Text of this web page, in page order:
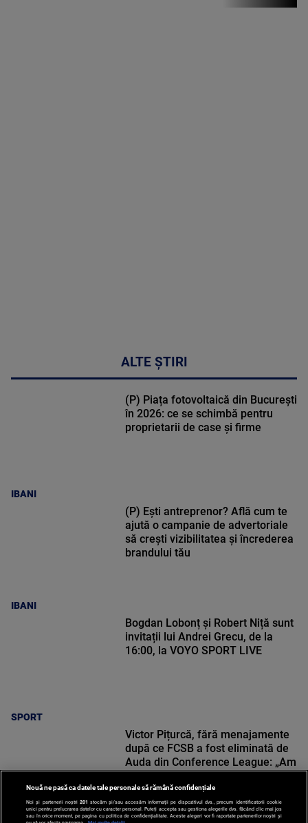
ALTE ȘTIRI
IBANI
(P) Piața fotovoltaică din București
în 2026: ce se schimbă pentru
proprietarii de case și firme
IBANI
(P) Ești antreprenor? Află cum te
ajută o campanie de advertoriale
să crești vizibilitatea și încrederea
brandului tău
SPORT
Bogdan Lobonț și Robert Niță sunt
invitații lui Andrei Grecu, de la
16:00, la VOYO SPORT LIVE
Victor Pițurcă, fără menajamente
după ce FCSB a fost eliminată de
Auda din Conference League: „Am
văzut scuze puerile”
Nouă ne pasă ca datele tale personale să rămână confidențiale
Noi și partenerii noștri 201 stocăm și/sau accesăm informații pe dispozitivul dvs., precum identificatorii cookie
unici pentru prelucrarea datelor cu caracter personal. Puteți accepta sau gestiona alegerile dvs. făcând clic mai jos
sau în orice moment, pe pagina cu politica de confidențialitate. Aceste alegeri vor fi raportate partenerilor noștri și